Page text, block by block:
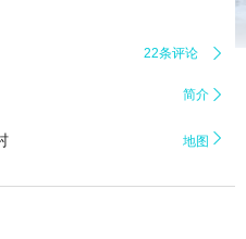
22条评论 
简介 
地图 